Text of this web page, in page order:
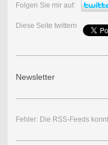
Folgen Sie mir auf:
Diese Seite twittern
Newsletter
Fehler: Die RSS-Feeds